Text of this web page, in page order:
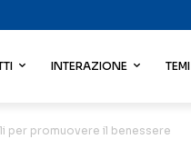
INTERAZIONE TEMI
per promuovere il benessere